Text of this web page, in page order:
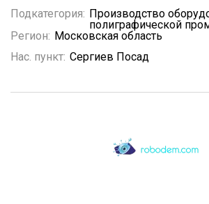
Подкатегория: Производство
полиграфической
Регион: Московская область
Нас. пункт: Сергиев Посад